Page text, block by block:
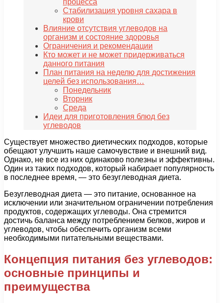
процесса
Стабилизация уровня сахара в
крови
Влияние отсутствия углеводов на
организм и состояние здоровья
Ограничения и рекомендации
Кто может и не может придерживаться
данного питания
План питания на неделю для достижения
целей без использования…
Понедельник
Вторник
Среда
Идеи для приготовления блюд без
углеводов
Существует множество диетических подходов, которые
обещают улучшить наше самочувствие и внешний вид.
Однако, не все из них одинаково полезны и эффективны.
Один из таких подходов, который набирает популярность
в последнее время, — это безуглеводная диета.
Безуглеводная диета — это питание, основанное на
исключении или значительном ограничении потребления
продуктов, содержащих углеводы. Она стремится
достичь баланса между потреблением белков, жиров и
углеводов, чтобы обеспечить организм всеми
необходимыми питательными веществами.
Концепция питания без углеводов:
основные принципы и
преимущества